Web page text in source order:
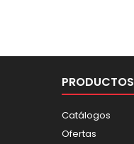
PRODUCTOS
Catálogos
Ofertas